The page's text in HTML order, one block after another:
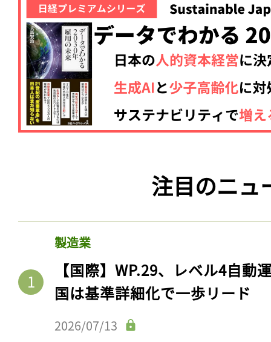
注目のニュ
製造業
【国際】WP.29、レベル4自動
国は基準詳細化で一歩リード
2026/07/13